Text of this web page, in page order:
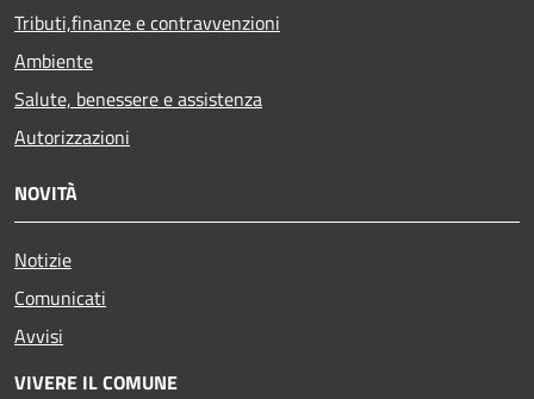
Tributi,finanze e contravvenzioni
Ambiente
Salute, benessere e assistenza
Autorizzazioni
NOVITÀ
Notizie
Comunicati
Avvisi
VIVERE IL COMUNE